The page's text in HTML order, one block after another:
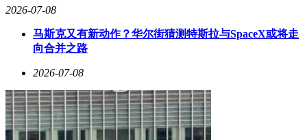
的保值率显著提高。如果消费者预期新能源汽车市场将持续扩
张，那么选择保值率高的新能源车型可能是一个更明智的选
以下表格对比了不同使用周期和车型类型下保值率对购车决策
使用周
期
车型类型
保值率影响
程度
决策建议
2026-07-08
马斯克又有新动作？华尔街猜测特斯拉与SpaceX或将走
向合并之路
2026-07-08